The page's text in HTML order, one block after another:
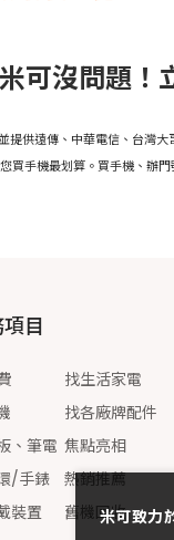
可沒問題！
供遠傳、中華電信、台灣
手機最划算。買手機、
目
、筆電
/手錶
裝置
找生活家電
找各廠牌配件
焦點亮相
熱銷推薦
舊機回收米可致力